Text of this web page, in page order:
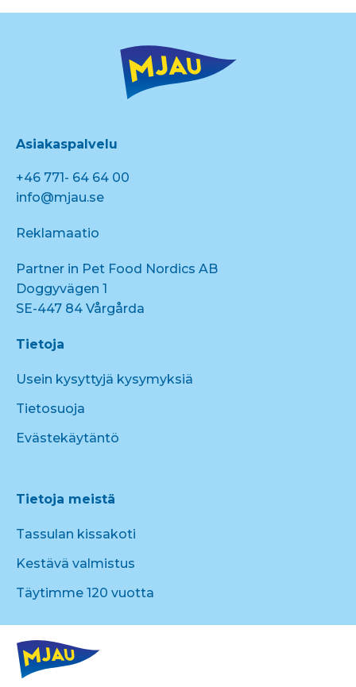
Asiakaspalvelu
+46 771- 64 64 00
info@mjau.se
Reklamaatio
Partner in Pet Food Nordics AB
Doggyvägen 1
SE-447 84 Vårgårda
Tietoja
Usein kysyttyjä kysymyksiä
Tietosuoja
Evästekäytäntö
Tietoja meistä
Tassulan kissakoti
Kestävä valmistus
Täytimme 120 vuotta
Mjau tuotteita
Kissanruoat